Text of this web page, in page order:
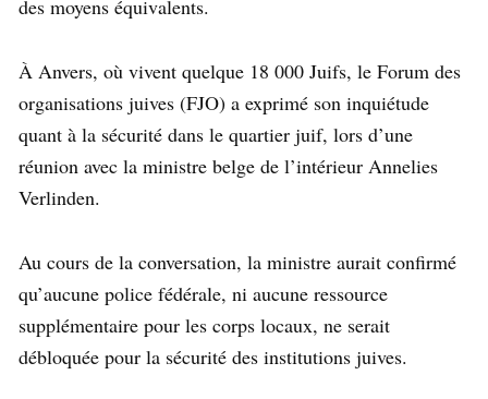
des moyens équivalents.
À Anvers, où vivent quelque 18 000 Juifs, le Forum des
organisations juives (FJO) a exprimé son inquiétude
quant à la sécurité dans le quartier juif, lors d’une
réunion avec la ministre belge de l’intérieur Annelies
Verlinden.
Au cours de la conversation, la ministre aurait confirmé
qu’aucune police fédérale, ni aucune ressource
supplémentaire pour les corps locaux, ne serait
débloquée pour la sécurité des institutions juives.